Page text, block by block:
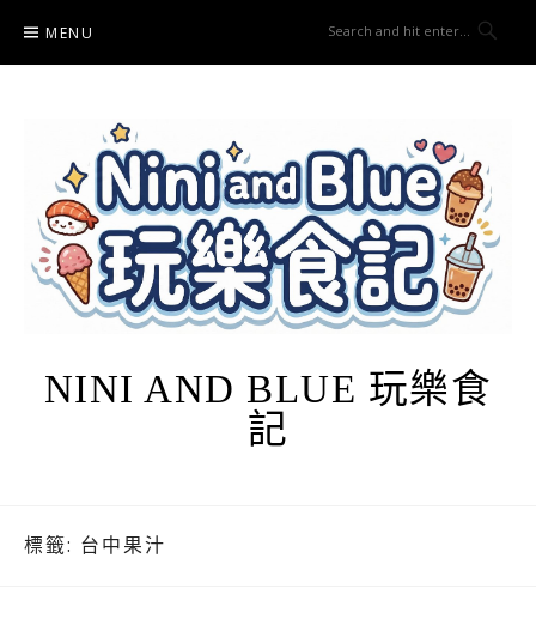
content
MENU
NINI AND BLUE 玩樂食
記
標籤: 台中果汁